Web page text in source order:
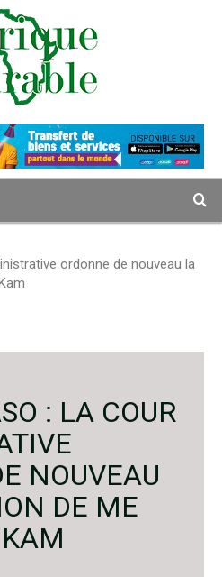
ordonne de nouveau la
: LA COUR
NOUVEAU
DE ME